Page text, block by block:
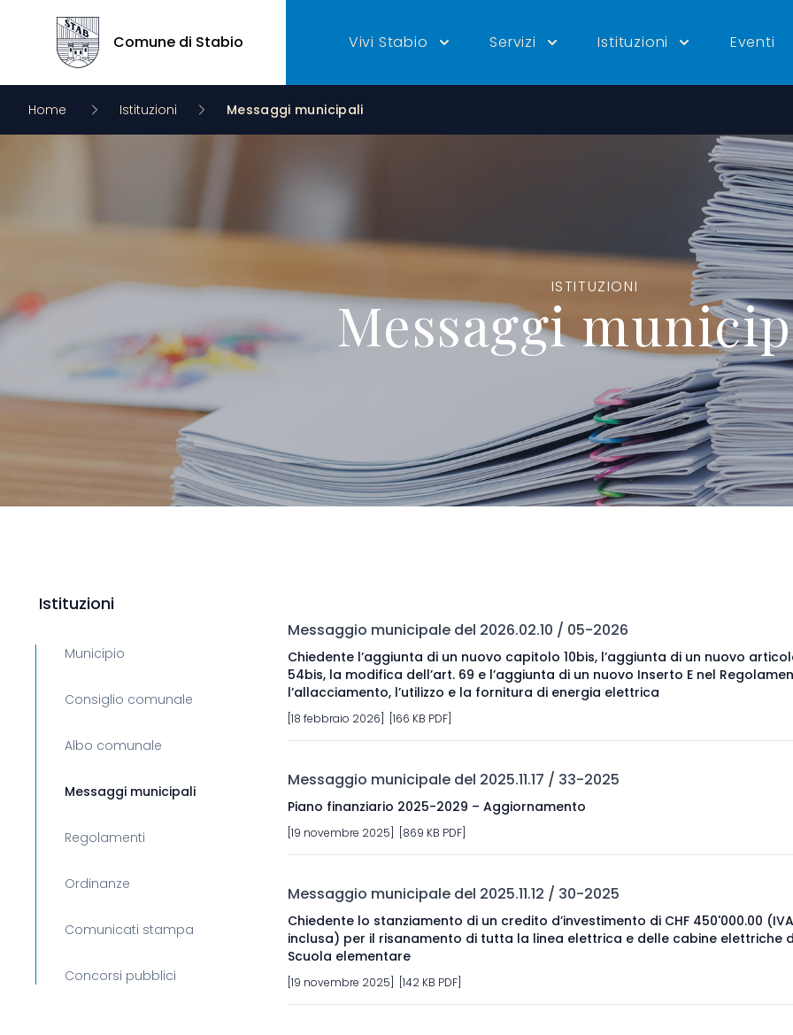
Comune di Stabio
Comune di Stabio Vivi Stabio Servizi Istituzioni Eventi
Home Istituzioni Messaggi municipali
ISTITUZIONI
Messaggi
Istituzioni
Municipio
Consiglio comunale
Albo comunale
Messaggi municipali
Regolamenti
Ordinanze
Comunicati stampa
Concorsi pubblici
Messaggio municipale del 2026.02.10 / 05-2026
Chiedente l’aggiunta di un nuovo capitolo 10bis, l’aggiunta di un nuovo
54bis, la modifica dell’art. 69 e l’aggiunta di un nuovo Inserto E nel
l’allacciamento, l’utilizzo e la fornitura di energia elettrica
[18 febbraio 2026] [166 KB PDF]
Messaggio municipale del 2025.11.17 / 33-2025
Piano finanziario 2025-2029 – Aggiornamento
[19 novembre 2025] [869 KB PDF]
Messaggio municipale del 2025.11.12 / 30-2025
Chiedente lo stanziamento di un credito d’investimento di CHF 450'000.00 (IVA
inclusa) per il risanamento di tutta la linea elettrica e delle cabine elettriche
Scuola elementare
[19 novembre 2025] [142 KB PDF]